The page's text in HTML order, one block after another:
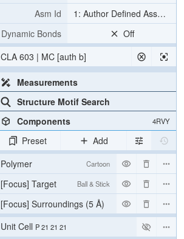
Asm Id
1: Author Defined Assembly
Dynamic Bonds
Off
CLA 603 | MC [auth b]
Measurements
Structure Motif Search
Components
4RVY
Preset
Add
Polymer
Cartoon
[Focus] Target Ball & Stick
[Focus] Surroundings (5 Å)
Unit Cell P 21 21 21